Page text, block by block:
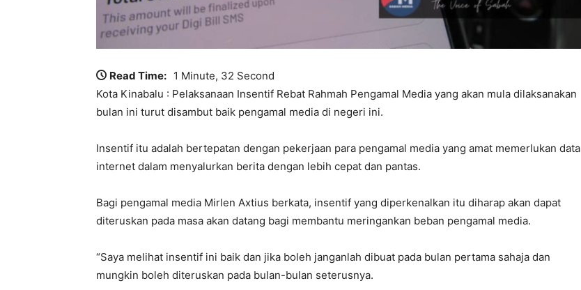
Read Time: 1 Minute, 32 Second
Kota Kinabalu : Pelaksanaan Insentif Rebat Rahmah Pengamal Media yang akan mula dilaksanakan
bulan ini turut disambut baik pengamal media di negeri ini.
Insentif itu adalah bertepatan dengan pekerjaan para pengamal media yang amat memerlukan data
internet dalam menyalurkan berita dengan lebih cepat dan pantas.
Bagi pengamal media Mirlen Axtius berkata, insentif yang diperkenalkan itu diharap akan dapat
diteruskan pada masa akan datang bagi membantu meringankan beban pengamal media.
“Saya melihat insentif ini baik dan jika boleh janganlah dibuat pada bulan pertama sahaja dan
mungkin boleh diteruskan pada bulan-bulan seterusnya.